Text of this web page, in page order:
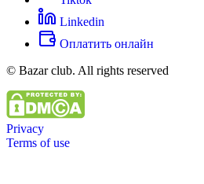
Linkedin
Оплатить онлайн
© Bazar club. All rights reserved
Privacy
Terms of use